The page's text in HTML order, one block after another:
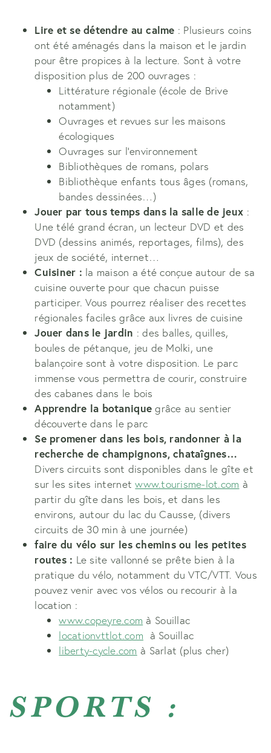
Lire et se détendre au calme : Plusieurs coins
ont été aménagés dans la maison et le jardin
pour être propices à la lecture. Sont à votre
disposition plus de 200 ouvrages :
Littérature régionale (école de Brive
notamment)
Ouvrages et revues sur les maisons
écologiques
Ouvrages sur l’environnement
Bibliothèques de romans, polars
Bibliothèque enfants tous âges (romans,
bandes dessinées…)
Jouer par tous temps dans la salle de jeux :
Une télé grand écran, un lecteur DVD et des
DVD (dessins animés, reportages, films), des
jeux de société, internet…
Cuisiner : la maison a été conçue autour de sa
cuisine ouverte pour que chacun puisse
participer. Vous pourrez réaliser des recettes
régionales faciles grâce aux livres de cuisine
Jouer dans le jardin : des balles, quilles,
boules de pétanque, jeu de Molki, une
balançoire sont à votre disposition. Le parc
immense vous permettra de courir, construire
des cabanes dans le bois
Apprendre la botaniquegrâce au sentier
découverte dans le parc
Se promener dans les bois, randonner à la
recherche de champignons, chataîgnes…
Divers circuits sont disponibles dans le gîte et
sur les sites internetwww.tourisme-lot.com à
partir du gîte dans les bois, et dans les
environs, autour du lac du Causse, (divers
circuits de 30 min à une journée)
faire du vélo sur les chemins ou les petites
routes : Le site vallonné se prête bien à la
pratique du vélo, notamment du VTC/VTT. Vous
pouvez venir avec vos vélos ou recourir à la
location :
www.copeyre.com à Souillac
locationvttlot.com à Souillac
liberty-cycle.com à Sarlat (plus cher)
SPORTS :